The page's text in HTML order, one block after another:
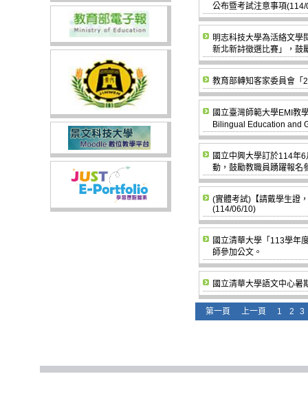
公布暨考試注意事項
明志科技大學為活絡文學
新北新詩徵選比賽」，鼓
教育部轉知客家委員會「
國立臺灣師範大學EMI教
Bilingual Education and
國立中興大學訂於114年
動，鼓勵教職員踴躍報名
(實體考試)【請戴學生證
(114/06/10)
國立清華大學「113學年
師參加公文。
國立清華大學語文中心暑
第一頁 上一頁 1 2 3